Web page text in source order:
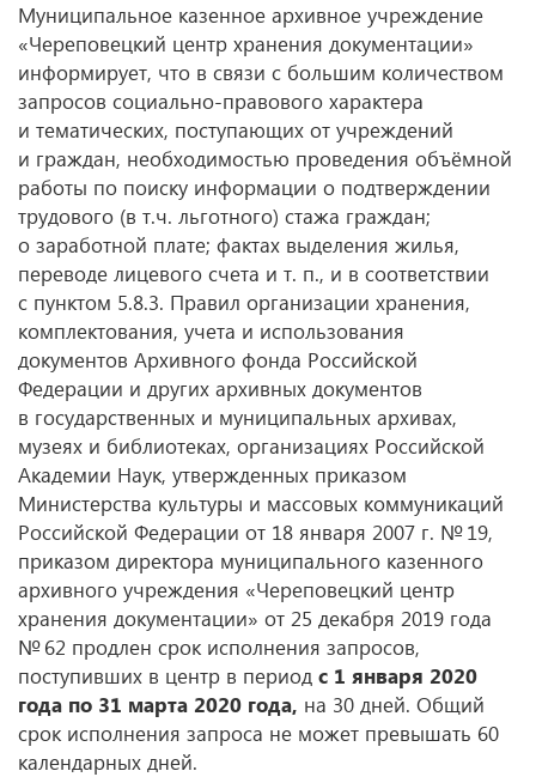
Муниципальное казенное архивное учреждение
«Череповецкий центр хранения документации»
информирует, что в связи с большим количеством
запросов социально-правового характера
и тематических, поступающих от учреждений
и граждан, необходимостью проведения объёмной
работы по поиску информации о подтверждении
трудового (в т.ч. льготного) стажа граждан;
о заработной плате; фактах выделения жилья,
переводе лицевого счета и т. п., и в соответствии
с пунктом 5.8.3. Правил организации хранения,
комплектования, учета и использования
документов Архивного фонда Российской
Федерации и других архивных документов
в государственных и муниципальных архивах,
музеях и библиотеках, организациях Российской
Академии Наук, утвержденных приказом
Министерства культуры и массовых коммуникаций
Российской Федерации от 18 января 2007 г. № 19,
приказом директора муниципального казенного
архивного учреждения «Череповецкий центр
хранения документации» от 25 декабря 2019 года
№ 62 продлен срок исполнения запросов,
поступивших в центр в период с 1 января 2020
года по 31 марта 2020 года, на 30 дней. Общий
срок исполнения запроса не может превышать 60
календарных дней.